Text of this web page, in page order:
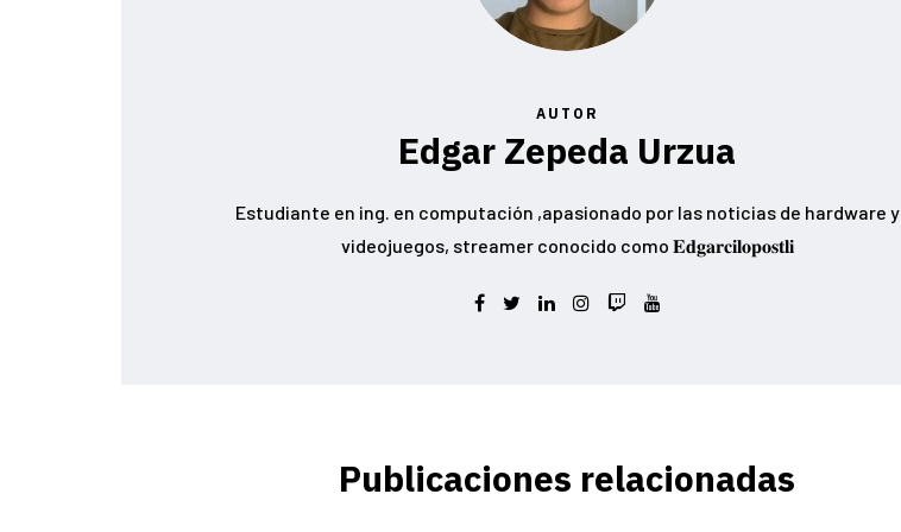
AUTOR
Edgar Zepeda Urzua
Estudiante en ing. en computación ,apasionado por las noticias de hardware y
videojuegos, streamer conocido como 𝐄𝐝𝐠𝐚𝐫𝐜𝐢𝐥𝐨𝐩𝐨𝐬𝐭𝐥𝐢
Publicaciones relacionadas